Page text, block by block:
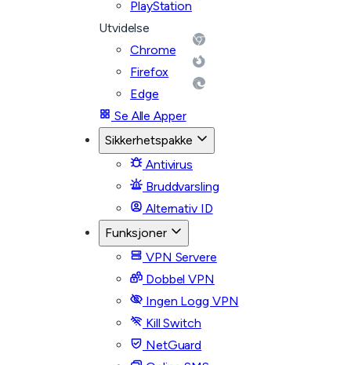
PlayStation
Utvidelse
Chrome
Firefox
Edge
Se Alle Apper
Sikkerhetspakke
Antivirus
Bruddvarsling
Alternativ ID
Funksjoner
VPN Servere
Dobbel VPN
Ingen Logg VPN
Kill Switch
NetGuard